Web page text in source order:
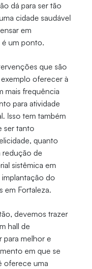
dá para ser tão
cidade saudável
em
é um ponto.
que são
oferecer à
mais frequência
para atividade
Isso tem também
ser tanto
quanto
redução de
sistêmica em
do
em Fortaleza.
devemos trazer
hall de
para melhor e
em que se
oferece uma